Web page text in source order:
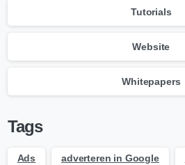
Tutorials
Website
Whitepapers
Tags
Ads adverteren in Google